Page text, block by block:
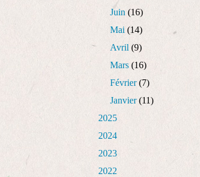
Juin (16)
Mai (14)
Avril (9)
Mars (16)
Février(7)
Janvier(11)
2025
2024
2023
2022